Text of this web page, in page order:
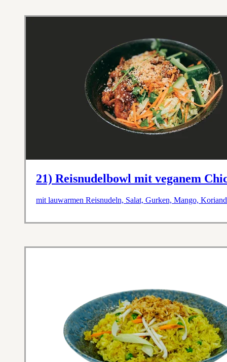
21) Reisnudelbowl mit veganem
mit lauwarmen Reisnudeln, Salat, Gurken, Mango,